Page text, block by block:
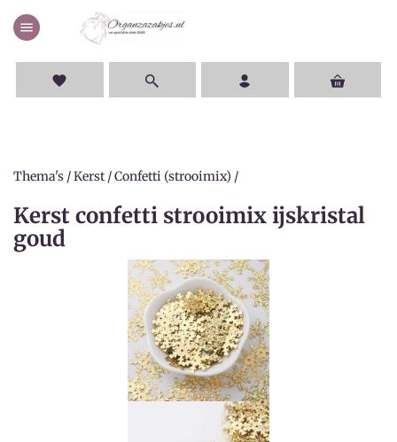
menu
favorite
Thema's /Kerst/Confetti (strooimix) /
Kerst confetti strooimix ijskristal
goud